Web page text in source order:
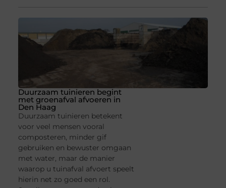
Duurzaam tuinieren begint
met groenafval afvoeren in
Den Haag
Duurzaam tuinieren betekent
voor veel mensen vooral
composteren, minder gif
gebruiken en bewuster omgaan
met water, maar de manier
waarop u tuinafval afvoert speelt
hierin net zo goed een rol.